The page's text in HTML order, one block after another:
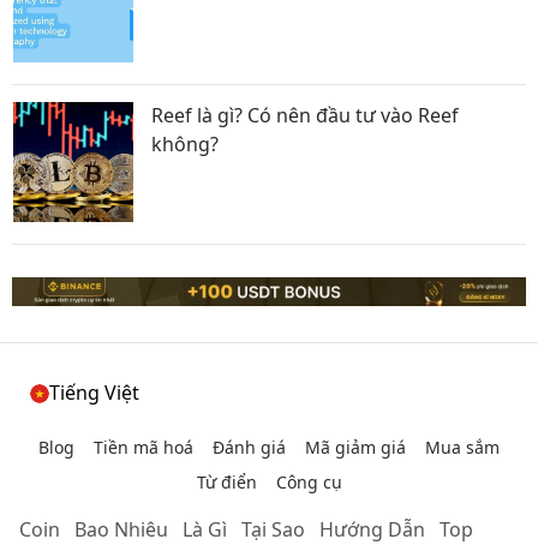
Reef là gì? Có nên đầu tư vào Reef
không?
Tiếng Việt
Blog Tiền mã hoá Đánh giá Mã giảm giá
Mua sắm
Từ điển
Công cụ
Coin Bao Nhiêu Là Gì Tại Sao Hướng Dẫn Top